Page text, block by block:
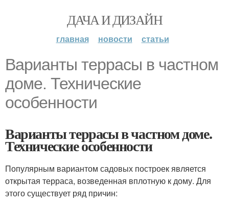
ДАЧА И ДИЗАЙН
главная новости статьи
Варианты террасы в частном
доме. Технические
особенности
Варианты террасы в частном доме.
Технические особенности
Популярным вариантом садовых построек является
открытая терраса, возведенная вплотную к дому. Для
этого существует ряд причин: